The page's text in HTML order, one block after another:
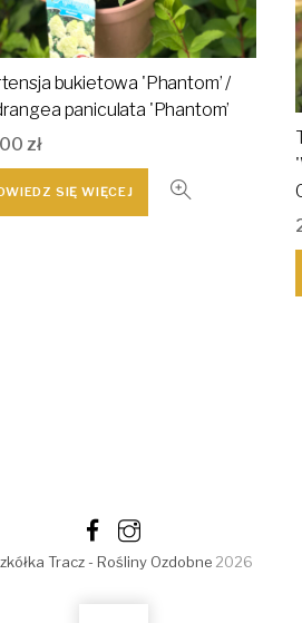
bukietowa 'Phantom’ /
paniculata 'Phantom’
zł
SIĘ WIĘCEJ
Tracz - Rośliny Ozdobne2026